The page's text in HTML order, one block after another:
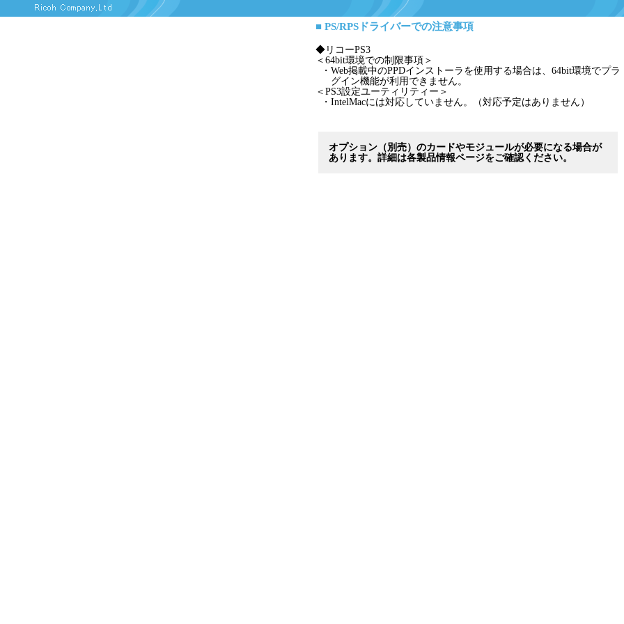
■ PS/RPSドライバーでの注意事項
◆リコーPS3
＜64bit環境での制限事項＞
・ Web掲載中のPPDインストーラを使用する場合は、64bit環境でプラ
グイン機能が利用できません。
＜PS3設定ユーティリティー＞
・ IntelMacには対応していません。（対応予定はありません）
オプション（別売）のカードやモジュールが必要になる場合が
あります。詳細は各製品情報ページをご確認ください。